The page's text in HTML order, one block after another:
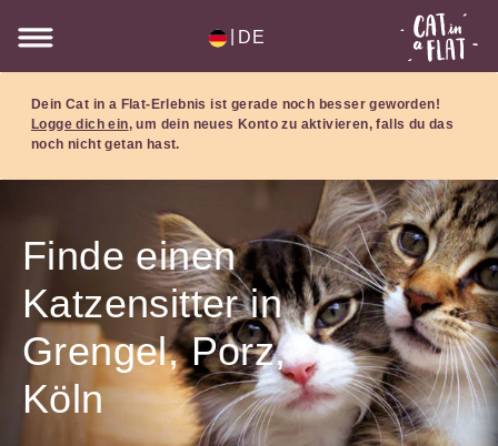
DE
Dein Cat in a Flat-Erlebnis ist gerade noch besser geworden!
Logge dich ein, um dein neues Konto zu aktivieren, falls du das
noch nicht getan hast.
Finde einen
Katzensitter in
Grengel, Porz,
Köln